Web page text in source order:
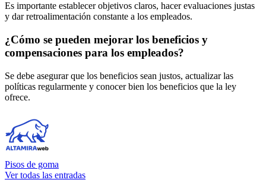
Es importante establecer objetivos claros, hacer evaluaciones justas
y dar retroalimentación constante a los empleados.
¿Cómo se pueden mejorar los beneficios y
compensaciones para los empleados?
Se debe asegurar que los beneficios sean justos, actualizar las
políticas regularmente y conocer bien los beneficios que la ley
ofrece.
Pisos de goma
Ver todas las entradas